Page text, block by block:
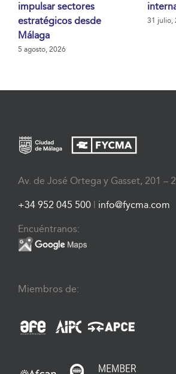
impulsar sectores
estratégicos desde
Málaga
5 agosto, 2026
31 julio,
Av. de José Ortega y Gasset, 201 –
+34 952 045 500 | info@fycma.com
Encuéntranos:
Miembros de: